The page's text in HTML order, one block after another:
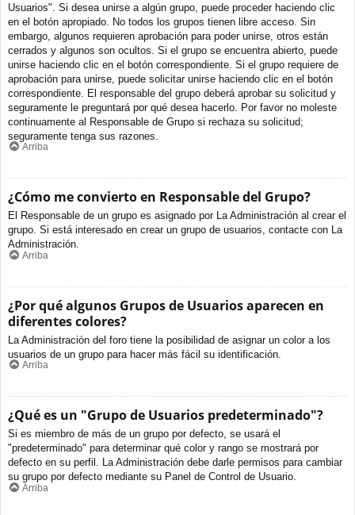
Usuarios". Si desea unirse a algún grupo, puede proceder haciendo clic
en el botón apropiado. No todos los grupos tienen libre acceso. Sin
embargo, algunos requieren aprobación para poder unirse, otros están
cerrados y algunos son ocultos. Si el grupo se encuentra abierto, puede
unirse haciendo clic en el botón correspondiente. Si el grupo requiere de
aprobación para unirse, puede solicitar unirse haciendo clic en el botón
correspondiente. El responsable del grupo deberá aprobar su solicitud y
seguramente le preguntará por qué desea hacerlo. Por favor no moleste
continuamente al Responsable de Grupo si rechaza su solicitud;
seguramente tenga sus razones.
Arriba
¿Cómo me convierto en Responsable del Grupo?
El Responsable de un grupo es asignado por La Administración al crear el
grupo. Si está interesado en crear un grupo de usuarios, contacte con La
Administración.
Arriba
¿Por qué algunos Grupos de Usuarios aparecen en
diferentes colores?
La Administración del foro tiene la posibilidad de asignar un color a los
usuarios de un grupo para hacer más fácil su identificación.
Arriba
¿Qué es un "Grupo de Usuarios predeterminado"?
Si es miembro de más de un grupo por defecto, se usará el
"predeterminado" para determinar qué color y rango se mostrará por
defecto en su perfil. La Administración debe darle permisos para cambiar
su grupo por defecto mediante su Panel de Control de Usuario.
Arriba